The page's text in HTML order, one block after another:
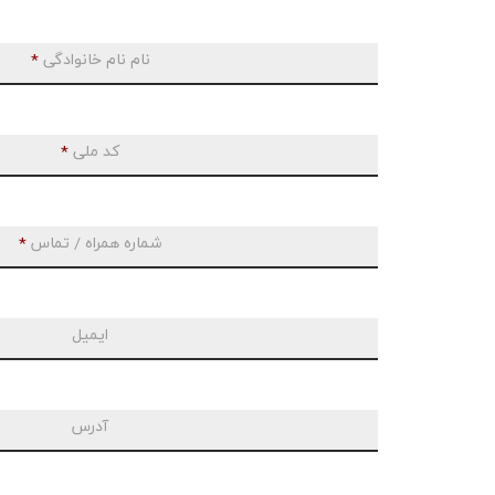
نام نام خانوادگی*
کد ملی *
شماره همراه / تماس *
ایمیل
آدرس